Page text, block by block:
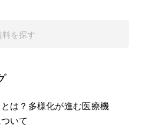
は？多様化が進む医療機
いて